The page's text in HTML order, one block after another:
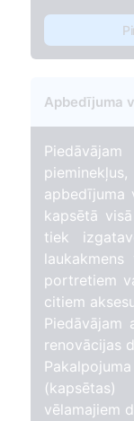
Apbedījuma
apbedījuma
kapsētā
tiek
portretiem
citiem
Piedāvājam
renovācijas
vēlamajiem